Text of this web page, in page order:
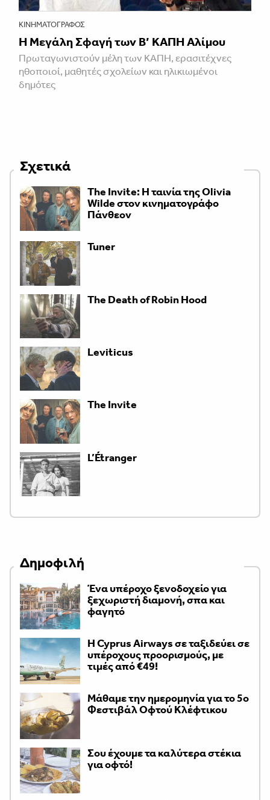
ΚΙΝΗΜΑΤΟΓΡΆΦΟΣ
Η Μεγάλη Σφαγή των Β’ ΚΑΠΗ Αλίμου
Πρωταγωνιστούν μέλη των ΚΑΠΗ, ερασιτέχνες
ηθοποιοί, μαθητές σχολείων και ηλικιωμένοι
δημότες
Σχετικά
The Invite: Η ταινία της Olivia
Wilde στον κινηματογράφο
Πάνθεον
Tuner
The Death of Robin Hood
Leviticus
The Invite
L’Étranger
Δημοφιλή
Ένα υπέροχο ξενοδοχείο για
ξεχωριστή διαμονή, σπα και
φαγητό
H Cyprus Airways σε ταξιδεύει σε
υπέροχους προορισμούς, με
τιμές από €49!
Μάθαμε την ημερομηνία για το 5ο
Φεστιβάλ Οφτού Κλέφτικου
Σου έχουμε τα καλύτερα στέκια
για οφτό!